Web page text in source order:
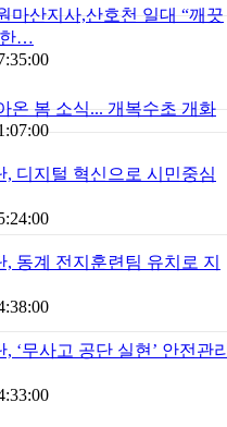
마산지사,산호천 일대 “깨끗
한…
온 봄 소식... 개복수초 개화
, 디지털 혁신으로 시민중심
, 동계 전지훈련팀 유치로 지
‘무사고 공단 실현’ 안전관리